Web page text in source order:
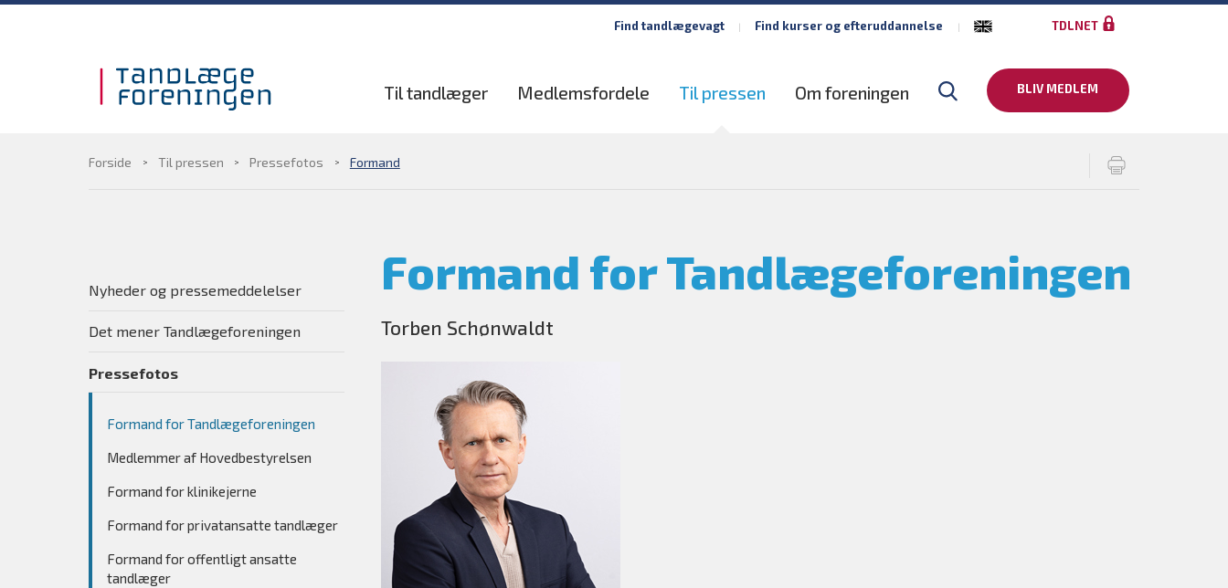
Find tandlægevagt Find kurser og efteruddannelse TDLNET
Til tandlæger Medlemsfordele Til pressen Om foreningen BLIV MEDLEM
Forside Til pressen Pressefotos Formand
Nyheder og pressemeddelelser
Det mener Tandlægeforeningen
Pressefotos
Formand for Tandlægeforeningen
Medlemmer af Hovedbestyrelsen
Formand for klinikejerne
Formand for privatansatte tandlæger
Formand for offentligt ansatte
tandlæger
Formand for Tandlægeforeningen
Torben Schønwaldt